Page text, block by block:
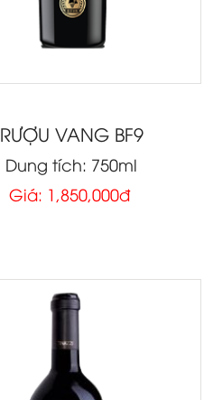
RƯỢU VANG BF9
Dung tích: 750ml
Giá: 1,850,000đ